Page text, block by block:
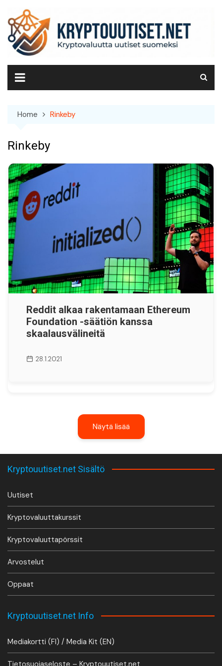
content
Home Rinkeby
Rinkeby
Reddit alkaa rakentamaan Ethereum
Foundation -säätiön kanssa
skaalausvälineitä
28.1.2021
Näytä lisää
Kryptouutiset.net Sisältö
Uutiset
Kryptovaluuttakurssit
Kryptovaluuttapörssit
Arvostelut
Oppaat
Kryptouutiset.net Info
Mediakortti (FI) / Media Kit (EN)
Tietosuojaseloste – Kryptouutiset.net